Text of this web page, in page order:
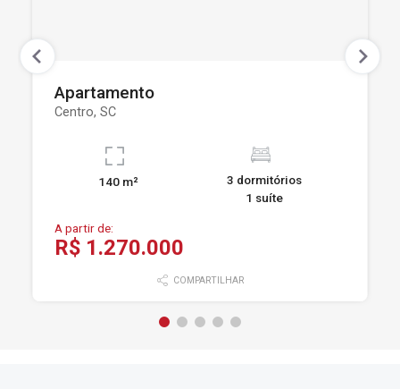
Apartamento
Centro, SC
140 m²
3 dormitórios
1 suíte
A partir de:
R$ 1.270.000
COMPARTILHAR